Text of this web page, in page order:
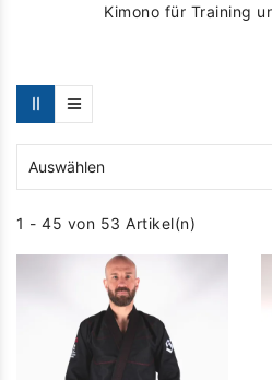
Kimono für Training
Auswählen
1 - 45 von 53 Artikel(n)